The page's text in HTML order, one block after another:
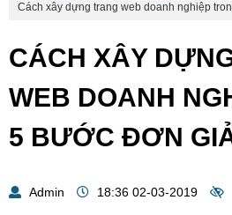
Cách xây dựng trang web doanh nghiệp
CÁCH XÂY
WEB DOANH
5 BƯỚC ĐƠN
Admin 18:36 02-03-2019